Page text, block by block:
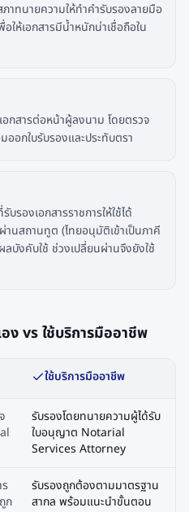
าทนายความให้ทำคำรับรองลายมือ
อให้เอกสารมีน้ำหนักน่าเชื่อถือใน
กสารต่อหน้าผู้ลงนาม โดยตรวจ
อกใบรับรองและประทับตรา
รองเอกสารราชการให้ใช้ได้
านสถานทูต (ไทยอนุมัติเข้าเป็นภาคี
บังคับใช้ ช่วงเปลี่ยนผ่านจึงยังใช้
ง vs ใช้บริการมืออาชีพ
ใช้บริการมืออาชีพ
รับรองโดยทนายความผู้ได้รับ
ใบอนุญาต Notarial
Services Attorney
ก
รับรองถูกต้องตามมาตรฐาน
สากล พร้อมแนะนำขั้นตอน